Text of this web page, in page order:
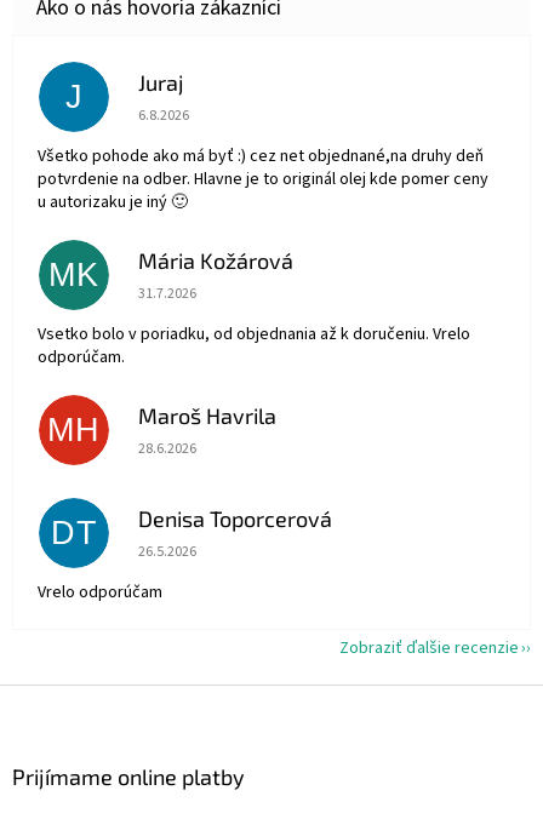
J Juraj
Hodnotenie obchodu je 5 z 5 hviezdičiek.
6.8.2026
Všetko pohode ako má byť :) cez net objednané,na druhy deň
potvrdenie na odber. Hlavne je to originál olej kde pomer ceny
u autorizaku je iný 🙂
MK Mária Kožárová
Hodnotenie obchodu je 5 z 5 hviezdičiek.
31.7.2026
Vsetko bolo v poriadku, od objednania až k doručeniu. Vrelo
odporúčam.
MH Maroš Havrila
Hodnotenie obchodu je 5 z 5 hviezdičiek.
28.6.2026
DT Denisa Toporcerová
Hodnotenie obchodu je 5 z 5 hviezdičiek.
26.5.2026
Vrelo odporúčam
Zobraziť ďalšie recenzie
Prijímame online platby